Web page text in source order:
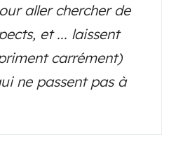
aller chercher de
et ... laissent
carrément)
ne passent pas à